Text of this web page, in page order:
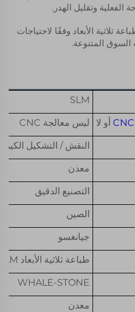
وتقليل الهدر.
السوق المتنوعة.
SLM
أو لا ليس معالجة CNC
النقش / التشكيل
معدن
التصنيع الدقيق
الصين
جيانغسو
طباعة ثلاثية الأبعاد SLM
WHALE-STONE
معدن